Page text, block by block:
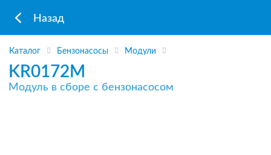
Назад
Каталог Бензонасосы Модули
KR0172M
Модуль в сборе с бензонасосом